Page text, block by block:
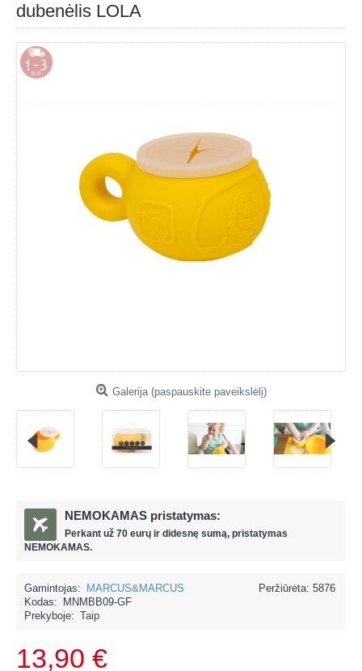
dubenėlis LOLA
Galerija (paspauskite paveikslėlį)
NEMOKAMAS pristatymas:
Perkant už 70 eurų ir didesnę sumą, pristatymas
NEMOKAMAS.
Peržiūrėta: 5876
Gamintojas:
MARCUS&MARCUS
Kodas:
MNMBB09-GF
Prekyboje: Taip
13,90 €